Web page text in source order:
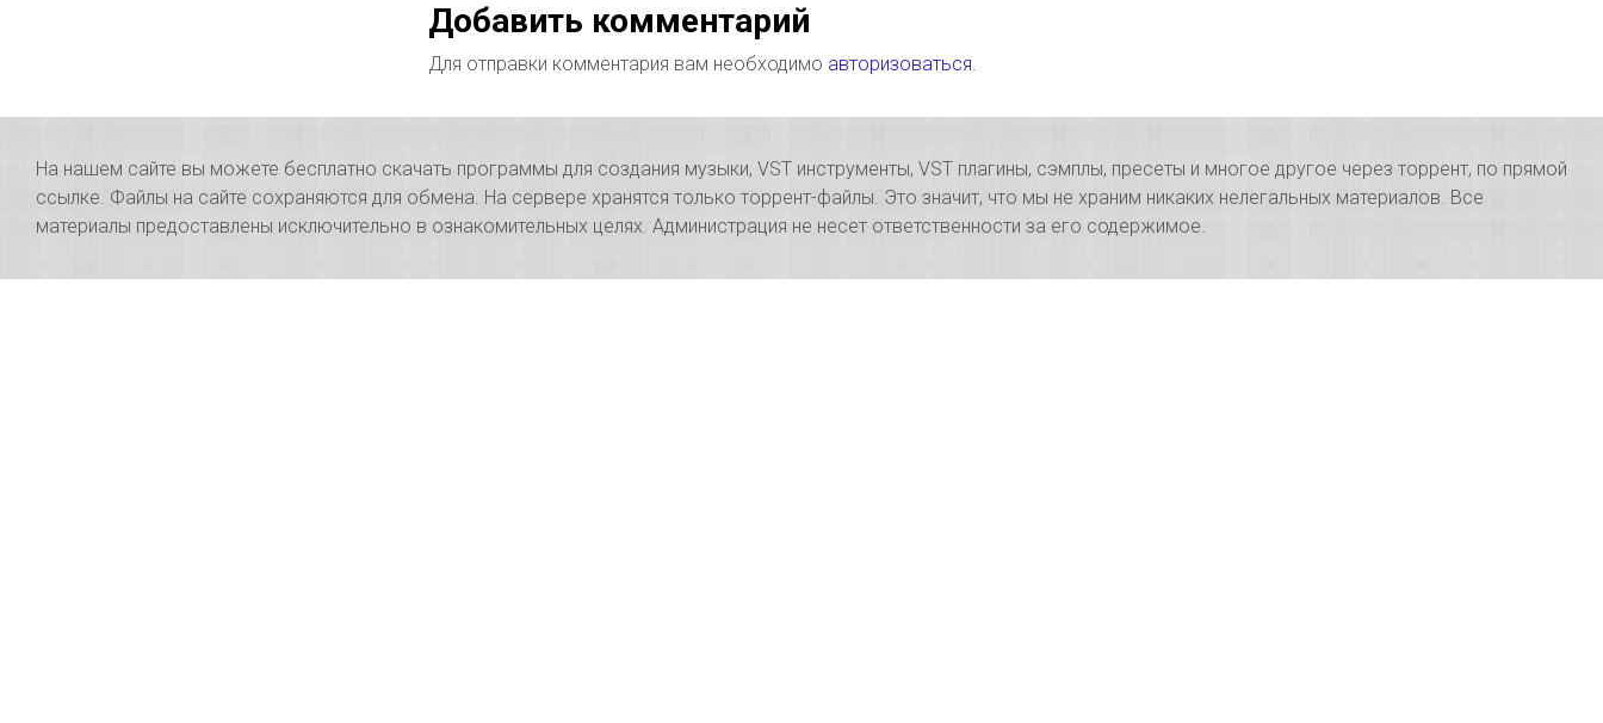
Добавить комментарий
Для отправки комментария вам необходимо авторизоваться.
На нашем сайте вы можете бесплатно скачать программы для создания музыки, VST инструменты, VST плагины, сэмплы, пресеты и многое другое через торрент, по прямой
ссылке. Файлы на сайте сохраняются для обмена. На сервере хранятся только торрент-файлы. Это значит, что мы не храним никаких нелегальных материалов. Все
материалы предоставлены исключительно в ознакомительных целях. Администрация не несет ответственности за его содержимое.